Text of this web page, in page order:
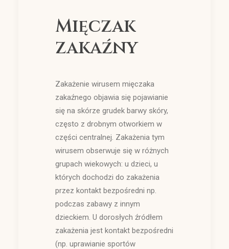
Mięczak
zakaźny
Zakażenie wirusem mięczaka
zakaźnego objawia się pojawianie
się na skórze grudek barwy skóry,
często z drobnym otworkiem w
części centralnej. Zakażenia tym
wirusem obserwuje się w różnych
grupach wiekowych: u dzieci, u
których dochodzi do zakażenia
przez kontakt bezpośredni np.
podczas zabawy z innym
dzieckiem. U dorosłych źródłem
zakażenia jest kontakt bezpośredni
(np. uprawianie sportów